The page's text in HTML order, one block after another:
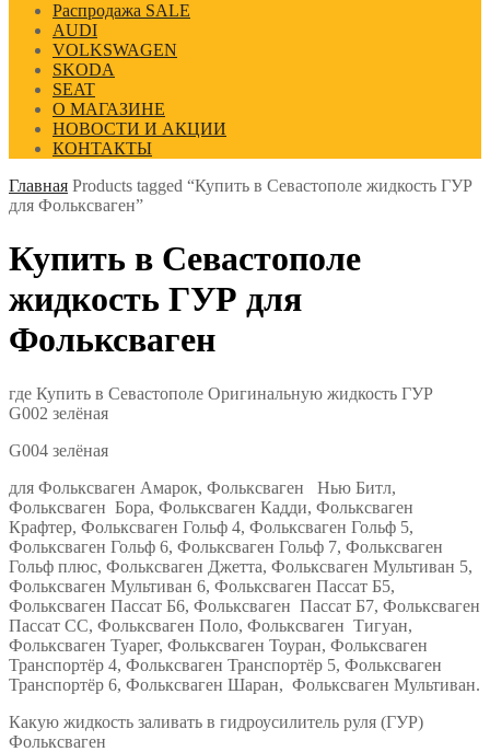
Распродажа SALE
AUDI
VOLKSWAGEN
SKODA
SEAT
О МАГАЗИНЕ
НОВОСТИ И АКЦИИ
КОНТАКТЫ
Главная Products tagged “Купить в Севастополе жидкость ГУР
для Фольксваген”
Купить в Севастополе
жидкость ГУР для
Фольксваген
где Купить в Севастополе Оригинальную жидкость ГУР
G002 зелёная
G004 зелёная
для Фольксваген Амарок, Фольксваген Нью Битл,
Фольксваген Бора, Фольксваген Кадди, Фольксваген
Крафтер, Фольксваген Гольф 4, Фольксваген Гольф 5,
Фольксваген Гольф 6, Фольксваген Гольф 7, Фольксваген
Гольф плюс, Фольксваген Джетта, Фольксваген Мультиван 5,
Фольксваген Мультиван 6, Фольксваген Пассат Б5,
Фольксваген Пассат Б6, Фольксваген Пассат Б7, Фольксваген
Пассат СС, Фольксваген Поло, Фольксваген Тигуан,
Фольксваген Туарег, Фольксваген Тоуран, Фольксваген
Транспортёр 4, Фольксваген Транспортёр 5, Фольксваген
Транспортёр 6, Фольксваген Шаран, Фольксваген Мультиван.
Какую жидкость заливать в гидроусилитель руля (ГУР)
Фольксваген